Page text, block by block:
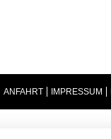
ANFAHRT IMPRESSUM